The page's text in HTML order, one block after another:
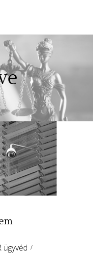
ügyvéd